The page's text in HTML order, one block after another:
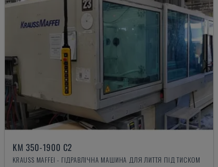
KM 350-1900 C2
KRAUSS MAFFEI - ГІДРАВЛІЧНА МАШИНА ДЛЯ ЛИТТЯ ПІД ТИСКОМ